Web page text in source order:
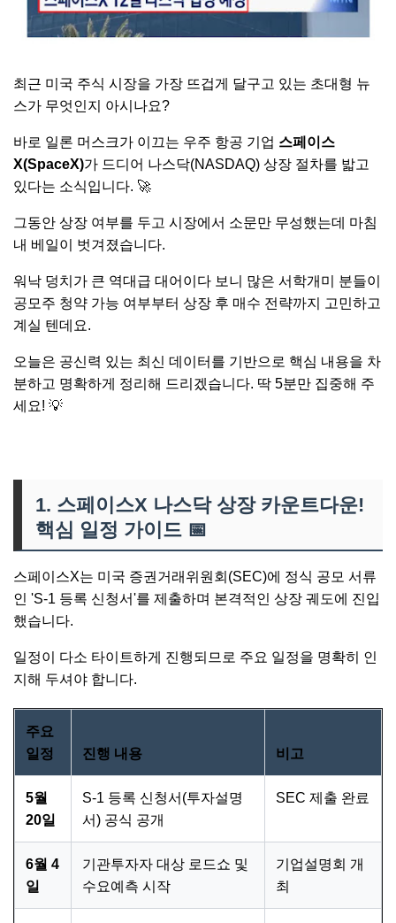
최근 미국 주식 시장을 가장 뜨겁게 달구고 있는 초대형 뉴
스가 무엇인지 아시나요?
바로 일론 머스크가 이끄는 우주 항공 기업 스페이스
X(SpaceX)가 드디어 나스닥(NASDAQ) 상장 절차를 밟고
있다는 소식입니다. 🚀
그동안 상장 여부를 두고 시장에서 소문만 무성했는데 마침
내 베일이 벗겨졌습니다.
워낙 덩치가 큰 역대급 대어이다 보니 많은 서학개미 분들이
공모주 청약 가능 여부부터 상장 후 매수 전략까지 고민하고
계실 텐데요.
오늘은 공신력 있는 최신 데이터를 기반으로 핵심 내용을 차
분하고 명확하게 정리해 드리겠습니다. 딱 5분만 집중해 주
세요! 💡
1. 스페이스X 나스닥 상장 카운트다운!
핵심 일정 가이드 📅
스페이스X는 미국 증권거래위원회(SEC)에 정식 공모 서류
인 'S-1 등록 신청서'를 제출하며 본격적인 상장 궤도에 진입
했습니다.
일정이 다소 타이트하게 진행되므로 주요 일정을 명확히 인
지해 두셔야 합니다.
주요
일정
진행 내용 비고
5월
20일
S-1 등록 신청서(투자설명
서) 공식 공개
SEC 제출 완료
6월 4
일
기관투자자 대상 로드쇼 및
수요예측 시작
기업설명회 개
최